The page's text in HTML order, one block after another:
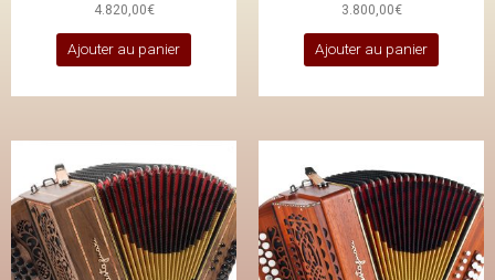
4.820,00€
Ajouter au panier
3.800,00€
Ajouter au panier